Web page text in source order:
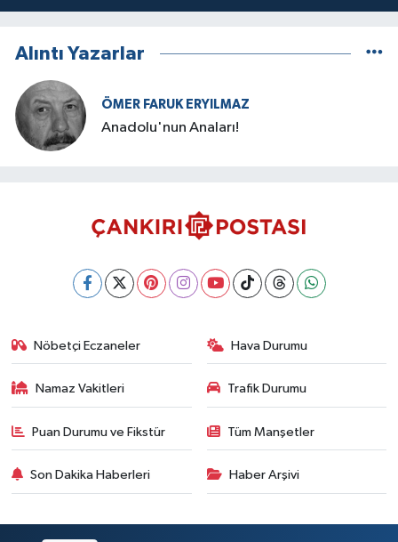
Alıntı Yazarlar
ÖMER FARUK ERYILMAZ
Anadolu'nun Anaları!
Nöbetçi Eczaneler Hava Durumu
Namaz Vakitleri Trafik Durumu
Puan Durumu ve Fikstür Tüm Manşetler
Son Dakika Haberleri Haber Arşivi